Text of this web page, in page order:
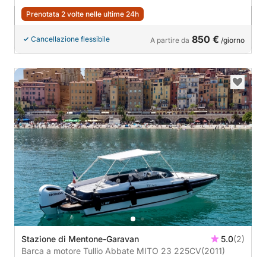
Prenotata 2 volte nelle ultime 24h
Cancellazione flessibile A partire da 850 € /giorno
Stazione di Mentone-Garavan 5.0(2)
Barca a motore Tullio Abbate MITO 23 225CV(2011)